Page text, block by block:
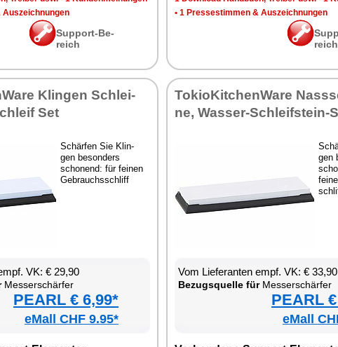
Sup­port-Be­
reich
• 1 Pres­se­stim­men & Aus­zeich­nun­gen
reich
Klin­gen Schlei­
Set
Schär­fen Sie Klin­
gen be­son­ders
scho­nend: für fei­nen
Ge­brauchs­schliff
VK: € 29,90
Mes­ser­schär­fer
PEARL € 6,99*
eMall CHF 9.95*
To­kio­Kit­chen­Wa­re
ne, Was­ser-Schleif­stein-
gen
Vom Lie­fe­ran­ten empf. VK: € 33,90
Be­zugs­quel­le fürMes­ser­schär­fer
PEARL
eMall